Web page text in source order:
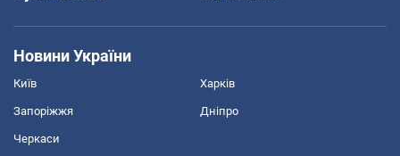
Новини України
Київ Харків
Запоріжжя Дніпро
Черкаси